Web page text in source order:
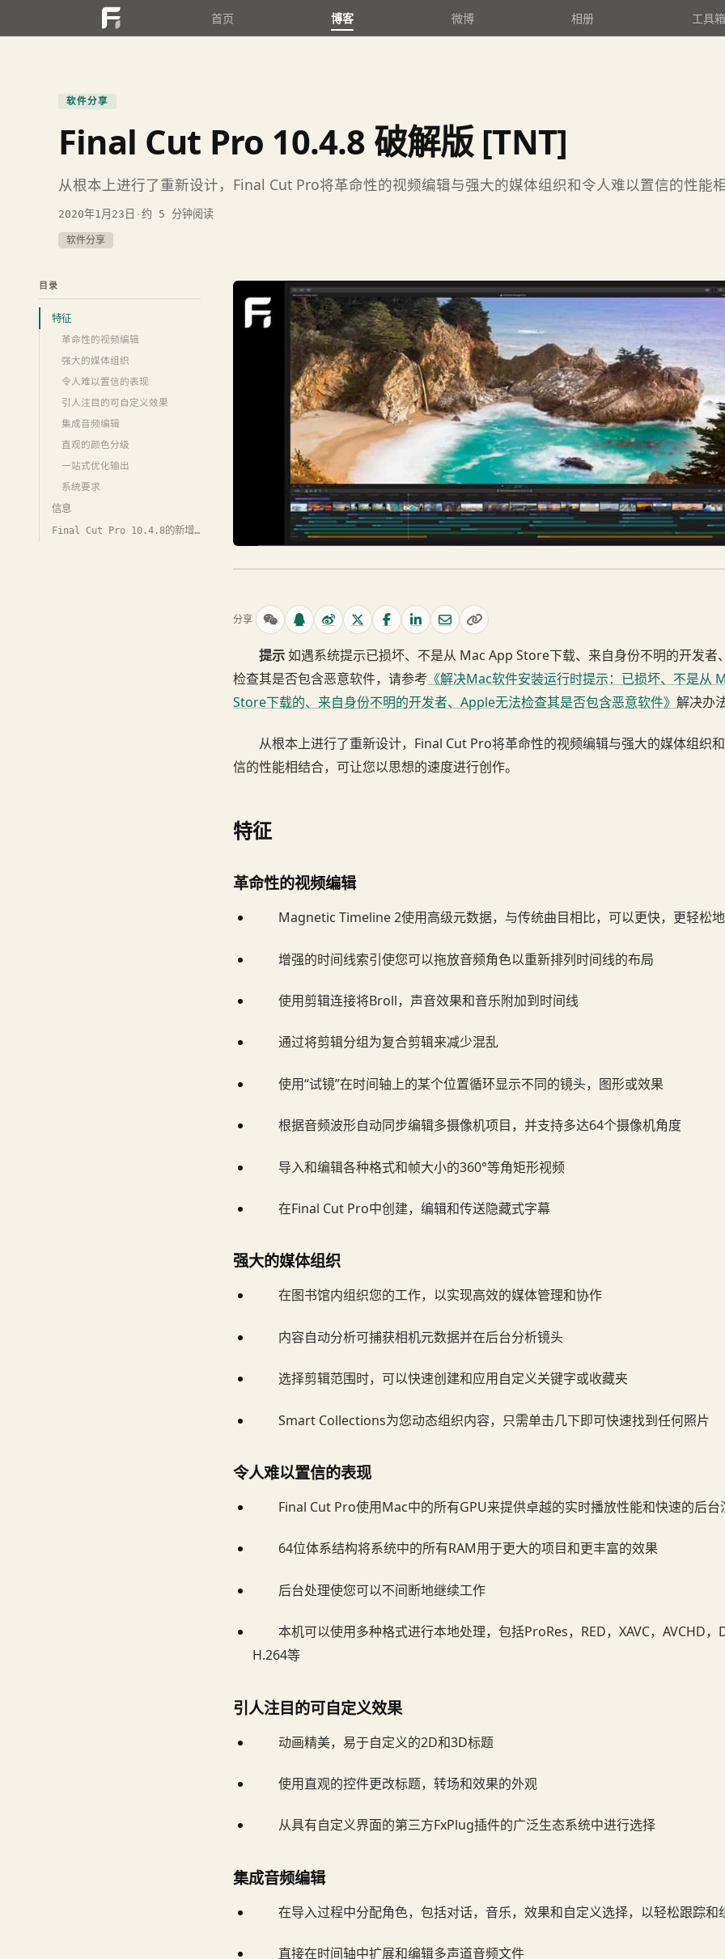
首页 博客 微博 相册 工具箱
软件分享
Final Cut Pro 10.4.8 破解版 [TNT]
从根本上进行了重新设计，Final Cut Pro将革命性的视频编辑与强大的媒体组织和令人难以置信的性能
2020年1月23日 · 约 5 分钟阅读
软件分享
目录
特征
革命性的视频编辑
强大的媒体组织
令人难以置信的表现
引人注目的可自定义效果
集成音频编辑
直观的颜色分级
一站式优化输出
系统要求
信息
Final Cut Pro 10.4.8的新增功能
分享
提示如遇系统提示已损坏、不是从 Mac App Store下载、来自身份不明的开发者
检查其是否包含恶意软件，请参考 《解决Mac软件安装运行时提示：已损坏、不是从
Store下载的、来自身份不明的开发者、Apple无法检查其是否包含恶意软件》 解决办
从根本上进行了重新设计，Final Cut Pro将革命性的视频编辑与强大的媒体组织
信的性能相结合，可让您以思想的速度进行创作。
特征
革命性的视频编辑
Magnetic Timeline 2使用高级元数据，与传统曲目相比，可以更快，更轻松
增强的时间线索引使您可以拖放音频角色以重新排列时间线的布局
使用剪辑连接将Broll，声音效果和音乐附加到时间线
通过将剪辑分组为复合剪辑来减少混乱
使用“试镜”在时间轴上的某个位置循环显示不同的镜头，图形或效果
根据音频波形自动同步编辑多摄像机项目，并支持多达64个摄像机角度
导入和编辑各种格式和帧大小的360°等角矩形视频
在Final Cut Pro中创建，编辑和传送隐藏式字幕
强大的媒体组织
在图书馆内组织您的工作，以实现高效的媒体管理和协作
内容自动分析可捕获相机元数据并在后台分析镜头
选择剪辑范围时，可以快速创建和应用自定义关键字或收藏夹
Smart Collections为您动态组织内容，只需单击几下即可快速找到任何照片
令人难以置信的表现
Final Cut Pro使用Mac中的所有GPU来提供卓越的实时播放性能和快速的后台
64位体系结构将系统中的所有RAM用于更大的项目和更丰富的效果
后台处理使您可以不间断地继续工作
本机可以使用多种格式进行本地处理，包括ProRes，RED，XAVC，AVCHD，
H.264等
引人注目的可自定义效果
动画精美，易于自定义的2D和3D标题
使用直观的控件更改标题，转场和效果的外观
从具有自定义界面的第三方FxPlug插件的广泛生态系统中进行选择
集成音频编辑
在导入过程中分配角色，包括对话，音乐，效果和自定义选择，以轻松跟踪和
直接在时间轴中扩展和编辑多声道音频文件